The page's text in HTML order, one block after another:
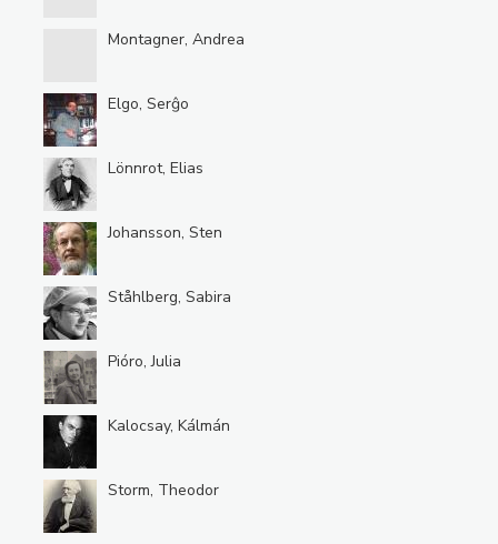
Montagner, Andrea
Elgo, Serĝo
Lönnrot, Elias
Johansson, Sten
Ståhlberg, Sabira
Pióro, Julia
Kalocsay, Kálmán
Storm, Theodor